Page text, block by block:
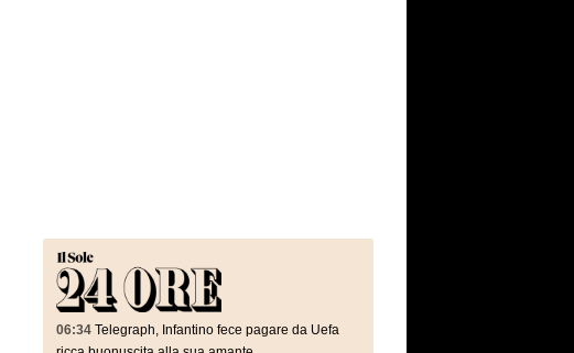
06:34 Telegraph, Infantino fece pagare da Uefa